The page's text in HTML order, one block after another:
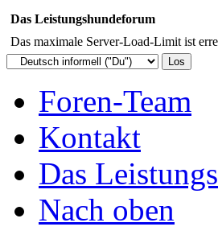
Das Leistungshundeforum
Das maximale Server-Load-Limit ist
Foren-Team
Kontakt
Das
Nach oben